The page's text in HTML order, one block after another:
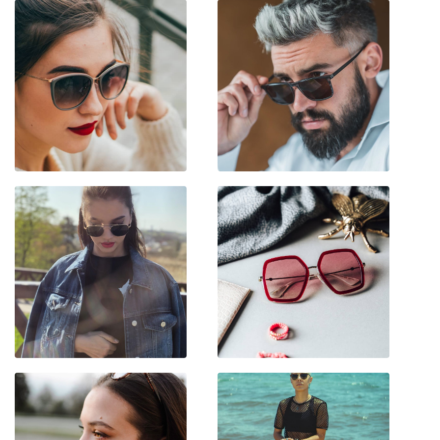
Παρέχονται με θήκη:
Ναι
Πανί καθαρισμού:
Ναι
Άλλα
Τύπος:
Γυναικεία
Κατηγορία:
Γυαλιά Ηλίου Επώνυμες Μάρκες
Μάρκα:
Max Mara
Μόδα
Κωδικός Προϊόντος / Μοντέλο:
MM0022/S 66B 56